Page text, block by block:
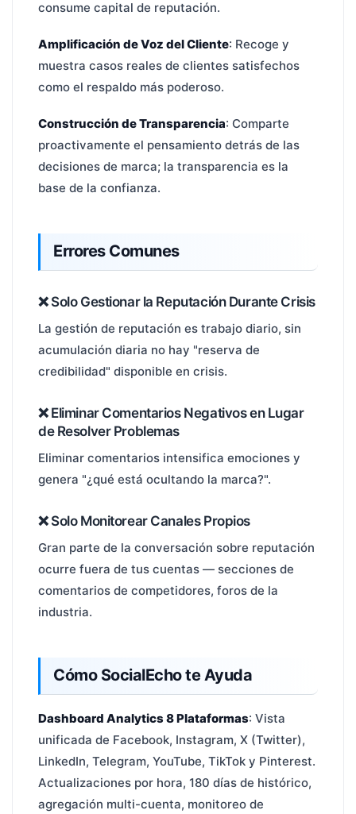
consume capital de reputación.
Amplificación de Voz del Cliente: Recoge y
muestra casos reales de clientes satisfechos
como el respaldo más poderoso.
Construcción de Transparencia: Comparte
proactivamente el pensamiento detrás de las
decisiones de marca; la transparencia es la
base de la confianza.
Errores Comunes
❌ Solo Gestionar la Reputación Durante Crisis
La gestión de reputación es trabajo diario, sin
acumulación diaria no hay "reserva de
credibilidad" disponible en crisis.
❌ Eliminar Comentarios Negativos en Lugar
de Resolver Problemas
Eliminar comentarios intensifica emociones y
genera "¿qué está ocultando la marca?".
❌ Solo Monitorear Canales Propios
Gran parte de la conversación sobre reputación
ocurre fuera de tus cuentas — secciones de
comentarios de competidores, foros de la
industria.
Cómo SocialEcho te Ayuda
Dashboard Analytics 8 Plataformas: Vista
unificada de Facebook, Instagram, X (Twitter),
LinkedIn, Telegram, YouTube, TikTok y Pinterest.
Actualizaciones por hora, 180 días de histórico,
agregación multi-cuenta, monitoreo de